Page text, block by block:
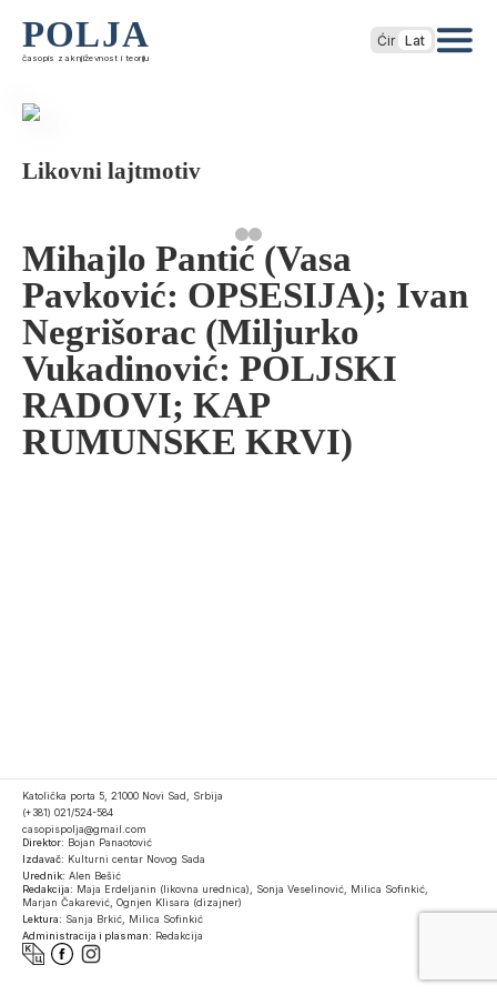
POLJA
časopis za književnost i teoriju
Ćir Lat
Likovni lajtmotiv
Mihajlo Pantić (Vasa
Pavković: OPSESIJA); Ivan
Negrišorac (Miljurko
Vukadinović: POLJSKI
RADOVI; KAP
RUMUNSKE KRVI)
Katolička porta 5, 21000 Novi Sad, Srbija
(+381) 021/524-584
casopispolja@gmail.com
Direktor: Bojan Panaotović
Izdavač: Kulturni centar Novog Sada
Urednik: Alen Bešić
Redakcija: Maja Erdeljanin (likovna urednica), Sonja Veselinović, Milica Sofinkić,
Marjan Čakarević, Ognjen Klisara (dizajner)
Lektura: Sanja Brkić, Milica Sofinkić
Administracija i plasman: Redakcija